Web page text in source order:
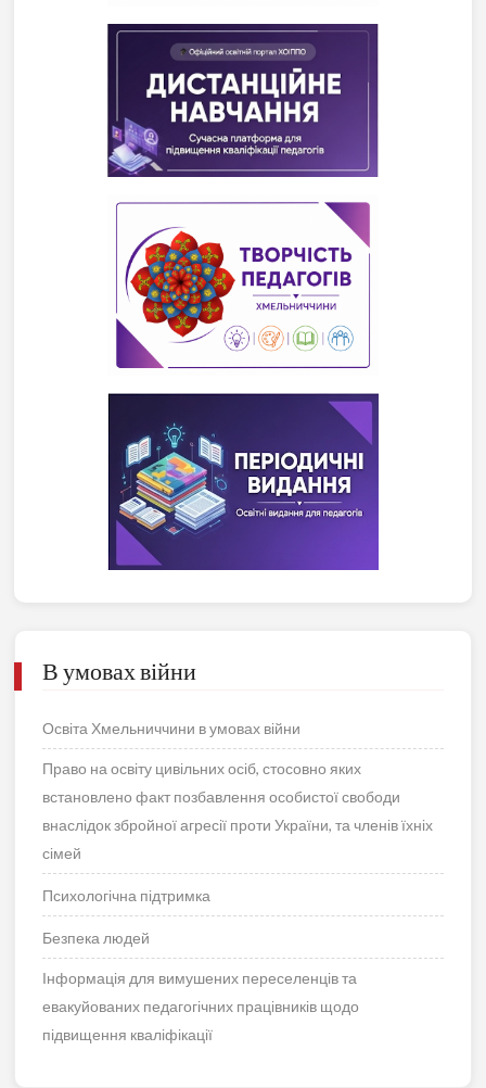
В умовах війни
Освіта Хмельниччини в умовах війни
Право на освіту цивільних осіб, стосовно яких
встановлено факт позбавлення особистої свободи
внаслідок збройної агресії проти України, та членів їхніх
сімей
Психологічна підтримка
Безпека людей
Інформація для вимушених переселенців та
евакуйованих педагогічних працівників щодо
підвищення кваліфікації